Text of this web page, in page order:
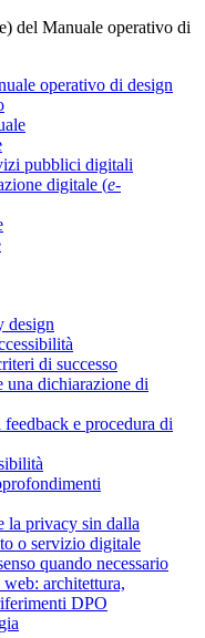
del Manuale operativo di
operativo di design
pubblici digitali
digitale (e-
design
di successo
una dichiarazione di
e procedura di
la privacy sin dalla
o servizio digitale
quando necessario
architettura,
DPO